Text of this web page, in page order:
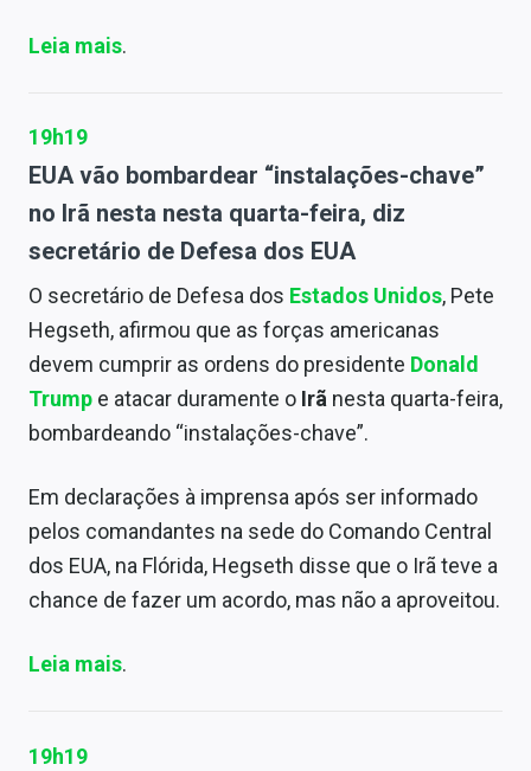
Leia mais.
19h19
EUA vão bombardear “instalações-chave”
no Irã nesta nesta quarta-feira, diz
secretário de Defesa dos EUA
O secretário de Defesa dos Estados Unidos, Pete
Hegseth, afirmou que as forças americanas
devem cumprir as ordens do presidente Donald
Trump e atacar duramente o Irã nesta quarta-feira,
bombardeando “instalações-chave”.
Em declarações à imprensa após ser informado
pelos comandantes na sede do Comando Central
dos EUA, na Flórida, Hegseth disse que o Irã teve a
chance de fazer um acordo, mas não a aproveitou.
Leia mais.
19h19